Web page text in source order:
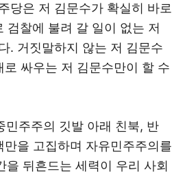
당은 저 김문수가 확실히 바로
검찰에 불려 갈 일이 없는 저
. 거짓말하지 않는 저 김문수
로 싸우는 저 김문수만이 할 수
민주주의 깃발 아래 친북, 반
을 고집하며 자유민주주의를
을 뒤흔드는 세력이 우리 사회